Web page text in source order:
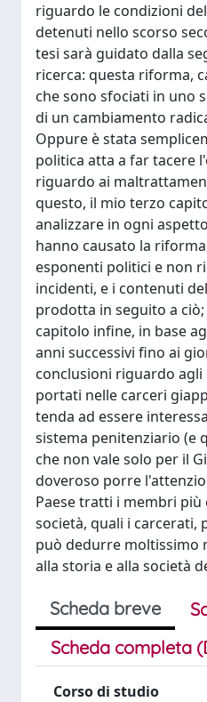
riguardo le condizioni
detenuti nello scorso
tesi sarà guidato dalla
ricerca: questa riforma,
che sono sfociati in uno
di un cambiamento
Oppure è stata
politica atta a far tacere
riguardo ai
questo, il mio terzo
analizzare in ogni
hanno causato la
esponenti politici e non
incidenti, e i contenuti
prodotta in seguito a
capitolo infine, in base
anni successivi fino ai
conclusioni riguardo
portati nelle carceri
tenda ad essere
sistema penitenziario (e
che non vale solo per il
doveroso porre
Paese tratti i membri
società, quali i carcerati,
può dedurre moltissimo
alla storia e alla società
Scheda breve
Scheda completa
Corso di studio